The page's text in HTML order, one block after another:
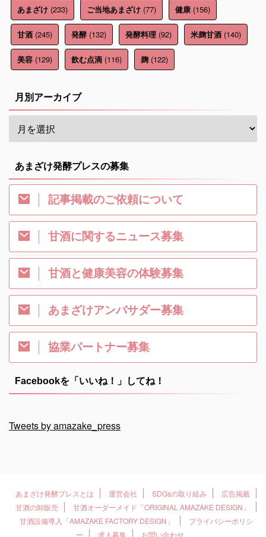
あまざけ (233) ご当地あまざけ (77) 健康 (156)
甘酒 (245) 発酵(132) 発酵料理 (92) 米麹甘酒 (140)
美容 (129) 飲む点滴 (116) 麹 (122)
月別アーカイブ
あまざけ発酵プレスの募集
記事掲載のご依頼について
甘酒に関するニュース募集
甘酒と健康美容の体験募集
あまざけアンバサダー募集
協業パートナー募集
Facebookを「いいね！」してね！
Tweets by amazake_press
あまざけ発酵プレスとは 運営会社 SDGsの取り組み
広告掲載
甘酒の卸販売
甘酒オーダーメイド「ORIGINAL AMAZAKE DESIGN」
甘酒設備導入「AMAZAKE FACTORY DESIGN」
プライバシーポリシ
ー
求人募集 お問い合わせ